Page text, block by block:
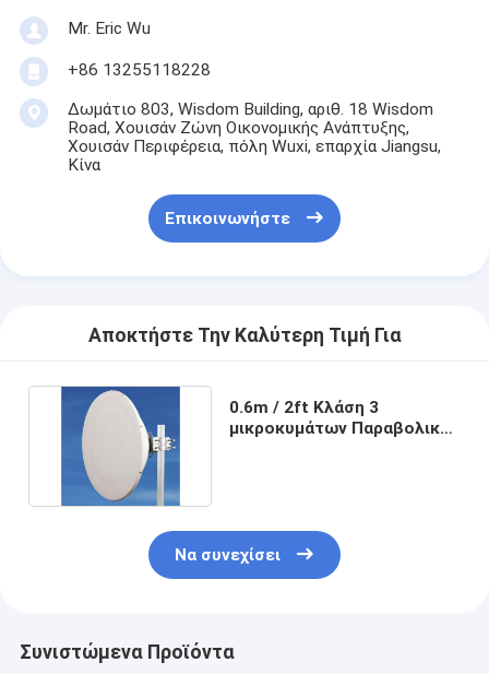
Mr. Eric Wu
+86 13255118228
Δωμάτιο 803, Wisdom Building, αριθ. 18 Wisdom
Road, Χουισάν Ζώνη Οικονομικής Ανάπτυξης,
Χουισάν Περιφέρεια, πόλη Wuxi, επαρχία Jiangsu,
Κίνα
Επικοινωνήστε
Αποκτήστε Την Καλύτερη Τιμή Για
0.6m / 2ft Κλάση 3
μικροκυμάτων Παραβολική
Να συνεχίσει
Συνιστώμενα Προϊόντα